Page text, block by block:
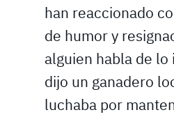
han reaccionado
de humor y
alguien habla de
dijo un ganadero
luchaba por